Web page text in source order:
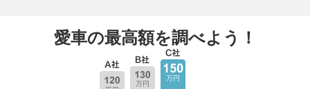
愛車の最高額を調べよう！